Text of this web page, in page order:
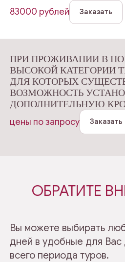
83000 рублей
Заказать
ПРИ ПРОЖИВАНИИ В
ВЫСОКОЙ КАТЕГОРИИ
ДЛЯ КОТОРЫХ
ВОЗМОЖНОСТЬ
ДОПОЛНИТЕЛЬНУЮ
цены по запросу
Заказать
ОБРАТИТЕ
Вы можете выбирать
дней в удобные для Вас
всего периода туров.